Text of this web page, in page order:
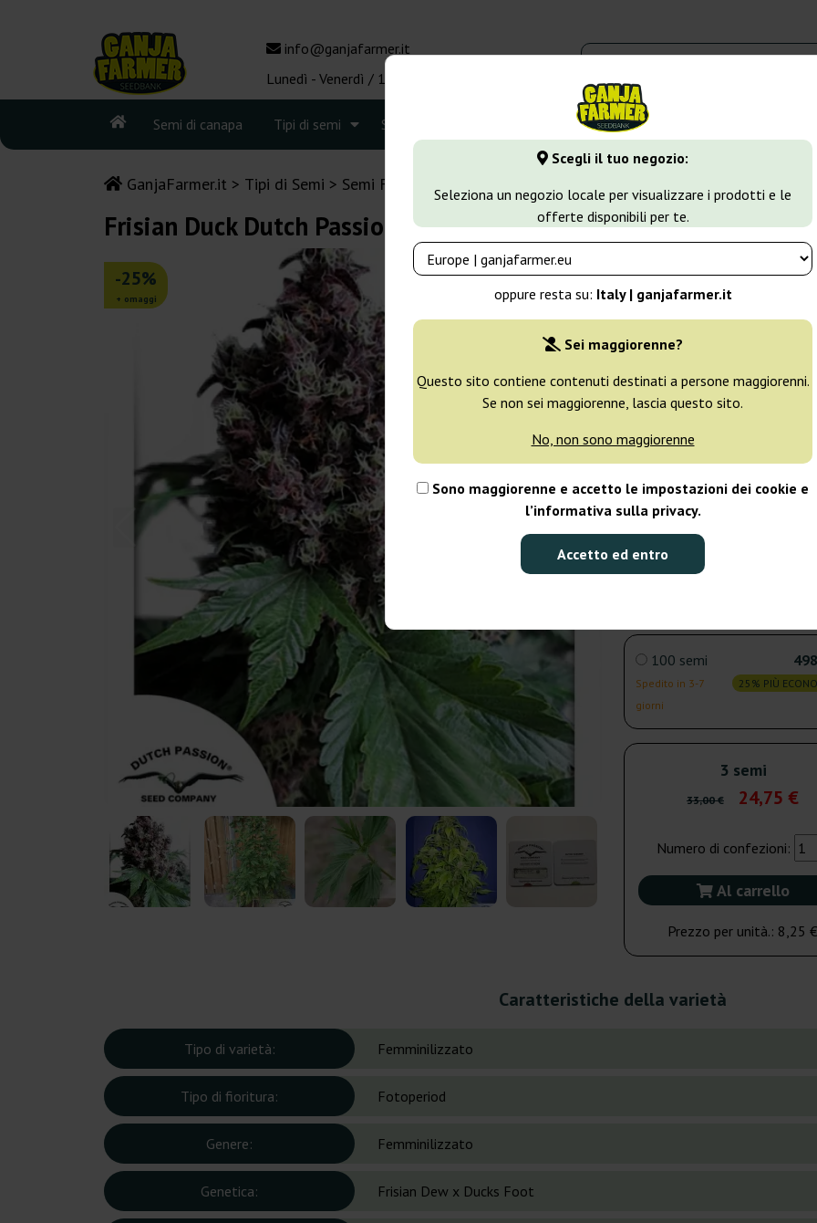
Scegli il tuo negozio:
Seleziona un negozio locale per visualizzare i prodotti e le
offerte disponibili per te.
oppure resta su: Italy | ganjafarmer.it
Sei maggiorenne?
Questo sito contiene contenuti destinati a persone maggiorenni.
Se non sei maggiorenne, lascia questo sito.
No, non sono maggiorenne
Sono maggiorenne e accetto le impostazioni dei cookie e
l’informativa sulla privacy.
Accetto ed entro
info@ganjafarmer.it
Lunedì - Venerdì / 10:00 - 16:00
Semi di canapa Tipi di semi Seedbank Tipi di marijuana Altro
GanjaFarmer.it Tipi di Semi Semi Femminizzati di Cannabis
Frisian Duck Dutch Passion
-25%
+ omaggi
Dutch Passion
3 semi
Spedito in 24h 25% PIÙ
5 semi
Spedito in 24h 25% PIÙ
10 semi
Spedito in 3-7
100 semi
Spedito in 3-7
giorni
25% PIÙ
3 semi
33,00 € 24,75 €
Numero di confezioni:
Al carrello
Prezzo per unità.: 8,25 €
Caratteristiche della varietà
Tipo di varietà: Femminilizzato
Tipo di fioritura: Fotoperiod
Genere: Femminilizzato
Genetica: Frisian Dew x Ducks Foot